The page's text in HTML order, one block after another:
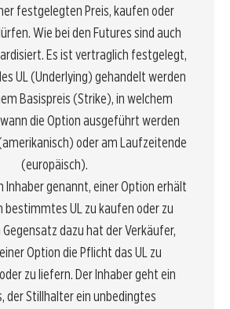
festgelegten Preis, kaufen oder
Wie bei den Futures sind auch
Es ist vertraglich festgelegt,
UL (Underlying) gehandelt werden
Basispreis (Strike), in welchem
die Option ausgeführt werden
oder am Laufzeitende
(europäisch).
Inhaber genannt, einer Option erhält
bestimmtes UL zu kaufen oder zu
dazu hat der Verkäufer,
Option die Pflicht das UL zu
zu liefern. Der Inhaber geht ein
der Stillhalter ein unbedingtes